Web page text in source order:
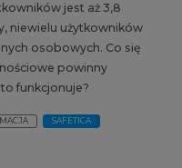
jest aż 3,8
niewielu użytkowników
osobowych. Co się
powinny
funkcjonuje?
SAFETICA